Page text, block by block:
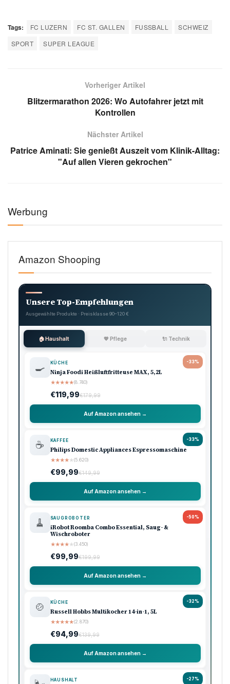
Tags: FC LUZERN FC ST. GALLEN FUSSBALL
SCHWEIZ
SPORT
SUPER LEAGUE
Vorheriger Artikel
Blitzermarathon 2026: Wo Autofahrer jetzt mit
Kontrollen
Nächster Artikel
Patrice Aminati: Sie genießt Auszeit vom Klinik-Alltag:
"Auf allen Vieren gekrochen"
Werbung
Amazon Shooping
Unsere Top-Empfehlungen
Ausgewählte Produkte · Preisklasse 90–120 €
🏠 Haushalt 💖 Pflege 🔌 Technik
-33%
🍳 KÜCHE
Ninja Foodi Heißluftfritteuse MAX, 5,2L
★★★★★(8.740)
€119,99€179,99
Auf Amazon ansehen →
-33%
☕ KAFFEE
Philips Domestic Appliances Espressomaschine
★★★★★(5.620)
€99,99€149,99
Auf Amazon ansehen →
-50%
🧹 SAUGROBOTER
iRobot Roomba Combo Essential, Saug- &
Wischroboter
★★★★★(3.450)
€99,99€199,99
Auf Amazon ansehen →
-32%
🍲 KÜCHE
Russell Hobbs Multikocher 14-in-1, 5L
★★★★★(2.870)
€94,99€139,99
Auf Amazon ansehen →
-27%
HAUSHALT